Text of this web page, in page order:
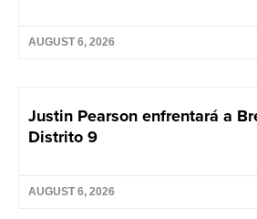
AUGUST 6, 2026
Justin Pearson enfrentará a
Distrito 9
AUGUST 6, 2026